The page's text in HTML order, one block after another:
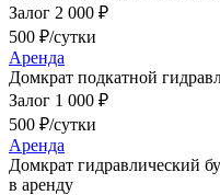
Залог 2 000 ₽
500 ₽/сутки
Аренда
Домкрат подкатной
Залог 1 000 ₽
500 ₽/сутки
Аренда
Домкрат гидравлический
в аренду